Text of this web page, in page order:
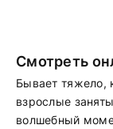
Смотреть
Бывает тяжело,
взрослые
волшебный